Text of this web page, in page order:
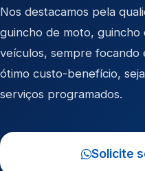
Nos destacamos pela
guincho de moto, guincho
veículos, sempre focando
ótimo custo-benefício,
serviços programados.
Solicite